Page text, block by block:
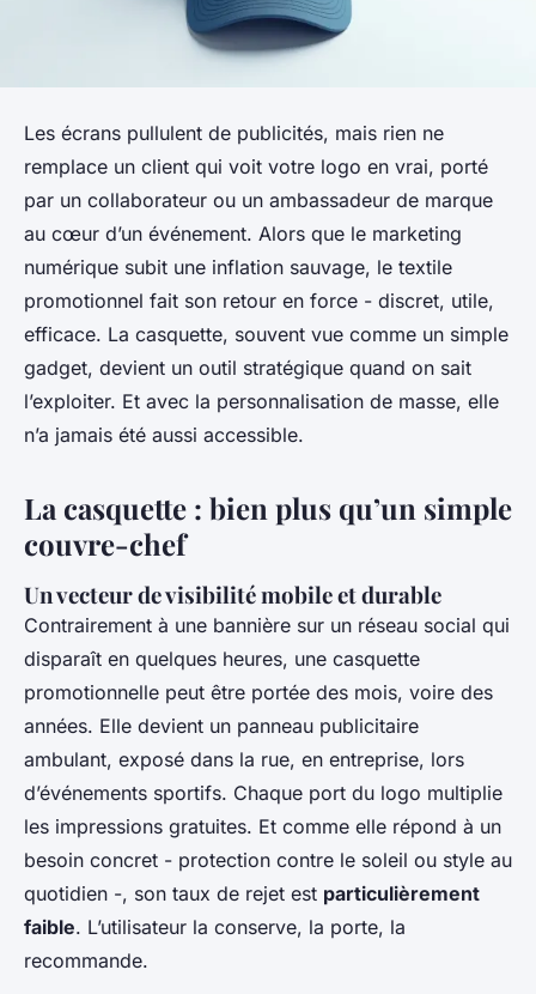
Les écrans pullulent de publicités, mais rien ne
remplace un client qui voit votre logo en vrai, porté
par un collaborateur ou un ambassadeur de marque
au cœur d’un événement. Alors que le marketing
numérique subit une inflation sauvage, le textile
promotionnel fait son retour en force - discret, utile,
efficace. La casquette, souvent vue comme un simple
gadget, devient un outil stratégique quand on sait
l’exploiter. Et avec la personnalisation de masse, elle
n’a jamais été aussi accessible.
La casquette : bien plus qu’un simple
couvre-chef
Un vecteur de visibilité mobile et durable
Contrairement à une bannière sur un réseau social qui
disparaît en quelques heures, une casquette
promotionnelle peut être portée des mois, voire des
années. Elle devient un panneau publicitaire
ambulant, exposé dans la rue, en entreprise, lors
d’événements sportifs. Chaque port du logo multiplie
les impressions gratuites. Et comme elle répond à un
besoin concret - protection contre le soleil ou style au
quotidien -, son taux de rejet est particulièrement
faible. L’utilisateur la conserve, la porte, la
recommande.